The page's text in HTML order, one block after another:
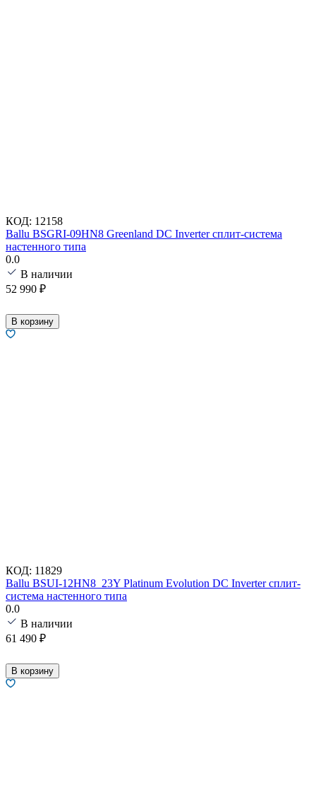
КОД: 12158
Ballu BSGRI-09HN8 Greenland DC Inverter сплит-система
настенного типа
0.0
В наличии
52 990 ₽
В корзину
КОД: 11829
Ballu BSUI-12HN8_23Y Platinum Evolution DC Inverter сплит-
система настенного типа
0.0
В наличии
61 490 ₽
В корзину